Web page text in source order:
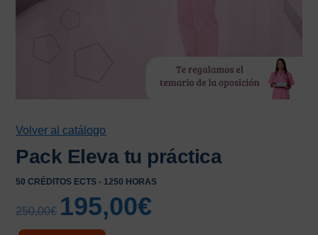
Volver al catálogo
Pack Eleva tu práctica
50 CRÉDITOS ECTS - 1250 HORAS
250,00€
El
precio
195,00€